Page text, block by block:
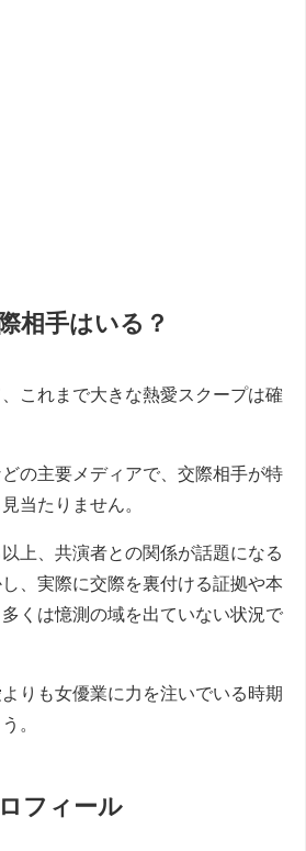
相手はいる？
これまで大きな熱愛スクープは確
の主要メディアで、交際相手が特
当たりません。
上、共演者との関係が話題になる
、実際に交際を裏付ける証拠や本
くは憶測の域を出ていない状況で
りも女優業に力を注いでいる時期
。
フィール